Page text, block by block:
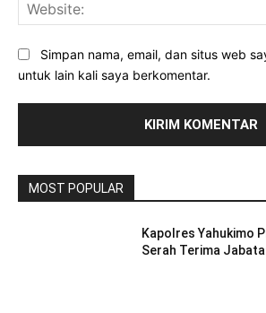
Simpan nama, email, dan situs web
untuk lain kali saya berkomentar.
MOST POPULAR
Kapolres Yahukimo
Serah Terima